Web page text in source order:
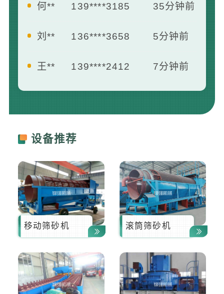
刘** 136****3658 5分钟前
王** 139****2412 7分钟前
曾** 181****1658 13分钟前
设备推荐
移动筛砂机 滚筒筛砂机